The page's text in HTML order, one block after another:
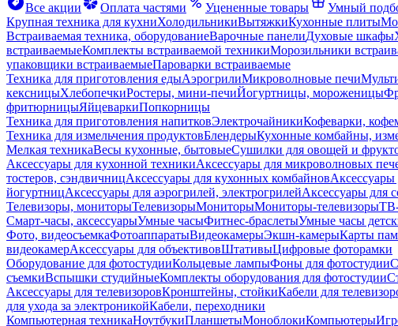
Все акции
Оплата частями Уцененные товары Умный
Крупная техника для кухниХолодильникиВытяжкиКухонные плиты
Встраиваемая техника, оборудованиеВарочные панелиДуховые шкафы
встраиваемыеКомплекты встраиваемой техникиМорозильники
упаковщики встраиваемыеПароварки встраиваемые
Техника для приготовления едыАэрогрилиМикроволновые печи
кексницыХлебопечкиРостеры, мини-печиЙогуртницы, мороженицы
фритюрницыЯйцеваркиПопкорницы
Техника для приготовления напитковЭлектрочайникиКофеварки,
Техника для измельчения продуктовБлендерыКухонные комбайны,
Мелкая техникаВесы кухонные, бытовыеСушилки для овощей и
Аксессуары для кухонной техникиАксессуары для микроволновых
тостеров, сэндвичницАксессуары для кухонных комбайновАксессуары
йогуртницАксессуары для аэрогрилей, электрогрилейАксессуары для
Телевизоры, мониторыТелевизорыМониторыМониторы-телевизоры
Смарт-часы, аксессуарыУмные часыФитнес-браслетыУмные часы
Фото, видеосъемкаФотоаппаратыВидеокамерыЭкшн-камерыКарты
видеокамерАксессуары для объективовШтативыЦифровые фоторамки
Оборудование для фотостудииКольцевые лампыФоны для фотостудии
съемкиВспышки студийныеКомплекты оборудования для фотостудии
Аксессуары для телевизоровКронштейны, стойкиКабели для
для ухода за электроникойКабели, переходники
Компьютерная техникаНоутбукиПланшетыМоноблокиКомпьютеры